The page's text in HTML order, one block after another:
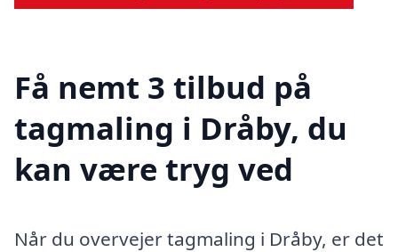
Få nemt 3 tilbud på
tagmaling i Dråby, du
kan være tryg ved
Når du overvejer tagmaling i Dråby, er det